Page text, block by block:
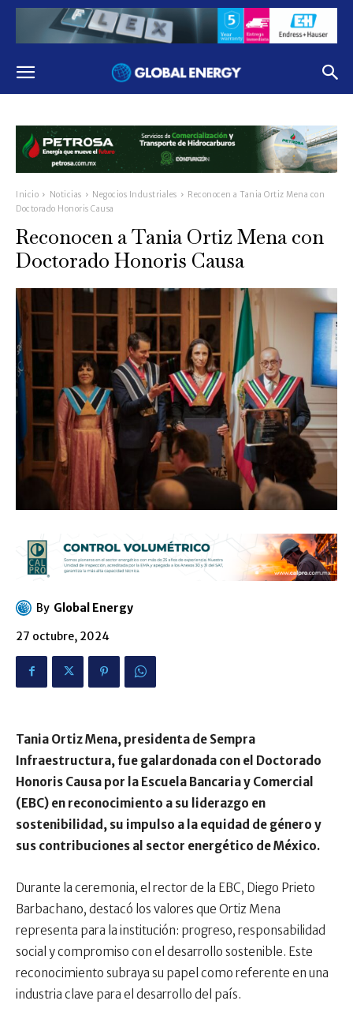
Inicio Noticias Negocios Industriales
Reconocen a Tania Ortiz Mena con
Doctorado Honoris Causa
Reconocen a Tania Ortiz Mena con
Doctorado Honoris Causa
By Global Energy
27 octubre, 2024
Tania Ortiz Mena, presidenta de Sempra
Infraestructura, fue galardonada con el Doctorado
Honoris Causa por la Escuela Bancaria y Comercial
(EBC) en reconocimiento a su liderazgo en
sostenibilidad, su impulso a la equidad de género y
sus contribuciones al sector energético de México.
Durante la ceremonia, el rector de la EBC, Diego Prieto
Barbachano, destacó los valores que Ortiz Mena
representa para la institución: progreso, responsabilidad
social y compromiso con el desarrollo sostenible. Este
reconocimiento subraya su papel como referente en una
industria clave para el desarrollo del país.